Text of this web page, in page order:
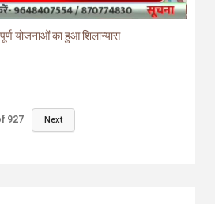
योजनाओं का हुआ शिलान्यास
927 Next